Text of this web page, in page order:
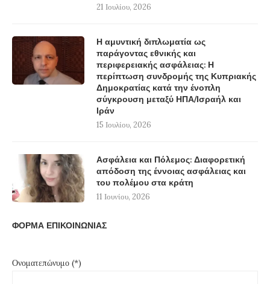
21 Ιουλίου, 2026
Η αμυντική διπλωματία ως
παράγοντας εθνικής και
περιφερειακής ασφάλειας: Η
περίπτωση συνδρομής της Κυπριακής
Δημοκρατίας κατά την ένοπλη
σύγκρουση μεταξύ ΗΠΑ/Ισραήλ και
Ιράν
15 Ιουλίου, 2026
Ασφάλεια και Πόλεμος: Διαφορετική
απόδοση της έννοιας ασφάλειας και
του πολέμου στα κράτη
11 Ιουνίου, 2026
ΦΟΡΜΑ ΕΠΙΚΟΙΝΩΝΙΑΣ
Ονοματεπώνυμο (*)